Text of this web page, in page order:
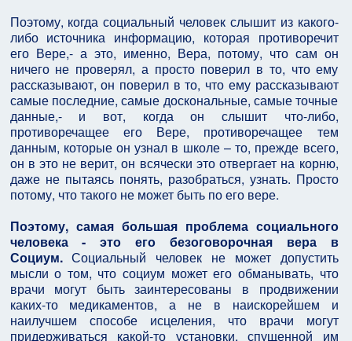
Поэтому, когда социальный человек слышит из какого-
либо источника информацию, которая противоречит
его Вере,- а это, именно, Вера, потому, что сам он
ничего не проверял, а просто поверил в то, что ему
рассказывают, он поверил в то, что ему рассказывают
самые последние, самые доскональные, самые точные
данные,- и вот, когда он слышит что-либо,
противоречащее его Вере, противоречащее тем
данным, которые он узнал в школе – то, прежде всего,
он в это не верит, он всячески это отвергает на корню,
даже не пытаясь понять, разобраться, узнать. Просто
потому, что такого не может быть по его вере.
Поэтому, самая большая проблема социального
человека - это его безоговорочная вера в
Социум.Социальный человек не может допустить
мысли о том, что социум может его обманывать, что
врачи могут быть заинтересованы в продвижении
каких-то медикаментов, а не в наискорейшем и
наилучшем способе исцеления, что врачи могут
придерживаться какой-то установки, спущенной им